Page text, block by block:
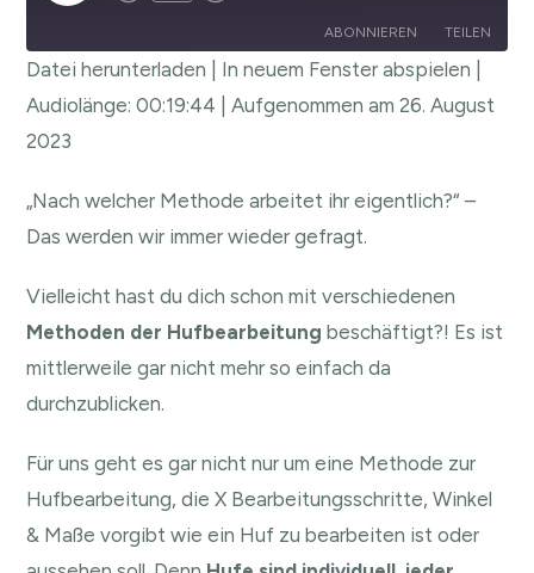
ABONNIEREN TEILEN
RSS FEED
TEILEN
LINK
EMBED
Datei herunterladen In neuem Fenster abspielen
Audiolänge: 00:19:44 |Aufgenommen am 26. August
2023
„Nach welcher Methode arbeitet ihr eigentlich?“ –
Das werden wir immer wieder gefragt.
Vielleicht hast du dich schon mit verschiedenen
Methoden der Hufbearbeitungbeschäftigt?! Es ist
mittlerweile gar nicht mehr so einfach da
durchzublicken.
Für uns geht es gar nicht nur um eine Methode zur
Hufbearbeitung, die X Bearbeitungsschritte, Winkel
& Maße vorgibt wie ein Huf zu bearbeiten ist oder